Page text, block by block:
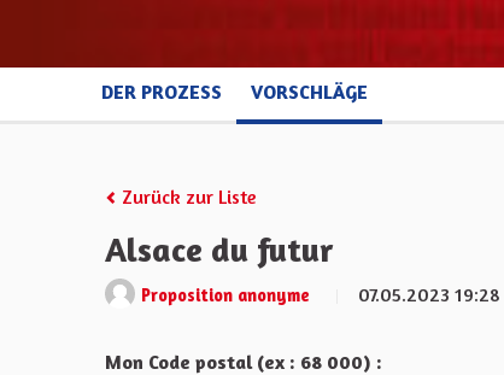
DER PROZESS VORSCHLÄGE
Zurück zur Liste
Alsace du futur
Proposition anonyme
07.05.2023 19:28
Mon Code postal (ex : 68 000) :